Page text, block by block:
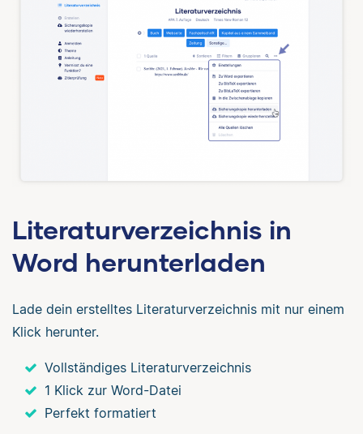
Literaturverzeichnis in
Word herunterladen
Lade dein erstelltes Literaturverzeichnis mit nur einem
Klick herunter.
Vollständiges Literaturverzeichnis
1 Klick zur Word-Datei
Perfekt formatiert